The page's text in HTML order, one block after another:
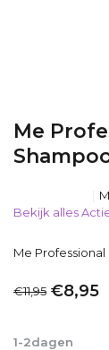
Me
Bekijk alles
Me
€11,95 €8,95
1-2dagen